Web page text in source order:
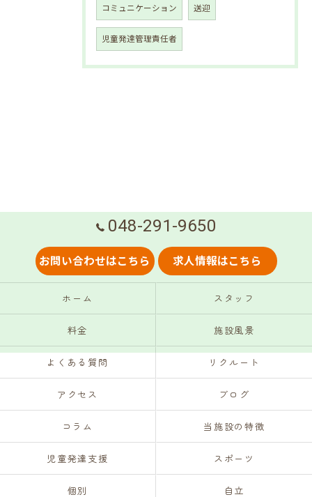
コミュニケーション 送迎
児童発達管理責任者
048-291-9650
お問い合わせはこちら 求人情報はこちら
ホーム スタッフ
料金 施設風景
よくある質問 リクルート
アクセス ブログ
コラム 当施設の特徴
児童発達支援 スポーツ
個別 自立